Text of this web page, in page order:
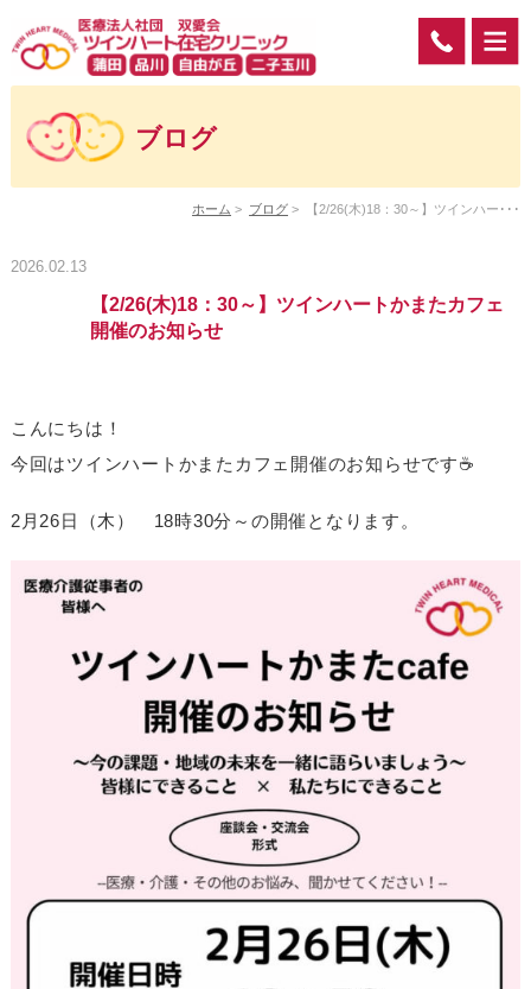
ブログ
ホーム > ブログ > 【2/26(木)18：30～】ツインハー･･･
2026.02.13
【2/26(木)18：30～】ツインハートかまたカフェ
開催のお知らせ
こんにちは！
今回はツインハートかまたカフェ開催のお知らせです☕
2月26日（木） 18時30分～の開催となります。